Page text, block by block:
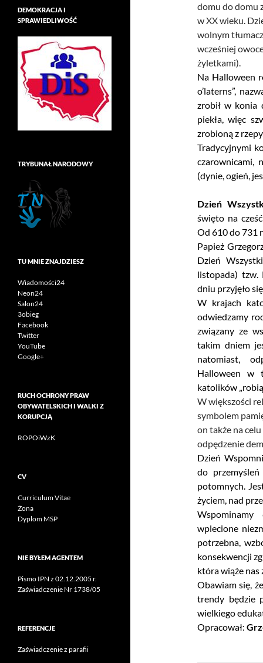
domu do domu
w XX wieku.
wolnym
wcześniej
żyletkami).
Na Halloween
o’laterns”,
zrobił w konia
piekła, więc
zrobioną z
Tradycyjnymi
czarownicami,
(dynie, ogień,
Dzień
święto na
Od 610 do 731
Papież
Dzień
listopada) tzw.
dniu przyjęło
W krajach
odwiedzamy
związany ze
takim dniem
natomiast,
Halloween w
katolików
W większości
symbolem
on także na
odpędzenie
Dzień
do
potomnych.
życiem, nad
wplecione
potrzebna,
konsekwencji
która wiąże nas
Obawiam się,
trendy będzie
wielkiego
Opracował:
DEMOKRACJA I
SPRAWIEDLIWOŚĆ
TRYBUNAŁ NARODOWY
TU MNIE ZNAJDZIESZ
Wiadomości24
Neon24
Salon24
3obieg
Facebook
Twitter
YouTube
Google+
RUCH OCHRONY PRAW
OBYWATELSKICH I WALKI Z
KORUPCJĄ
ROPOiWzK
CV
Curriculum Vitae
Żona
Dyplom MSP
NIE BYŁEM AGENTEM
Pismo IPN z 02.12.2005 r.
Zaświadczenie Nr 1738/05
REFERENCJE
Zaświadczenie z parafii